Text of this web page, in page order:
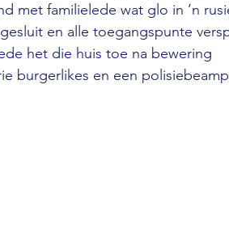
met familielede wat glo in ’n
en alle toegangspunte
het die huis toe na bewering
burgerlikes en een